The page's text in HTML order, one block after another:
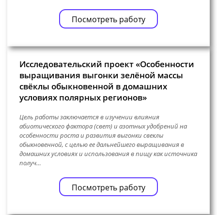
Посмотреть работу
Исследовательский проект «Особенности
выращивания выгонки зелёной массы
свёклы обыкновенной в домашних
условиях полярных регионов»
Цель работы заключается в изучении влияния
абиотического фактора (свет) и азотных удобрений на
особенности роста и развития выгонки свеклы
обыкновенной, с целью ее дальнейшего выращивания в
домашних условиях и использования в пищу как источника
получ…
Посмотреть работу